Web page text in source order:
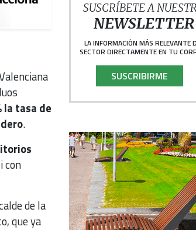
la tasa de
.
con
de la
que ya
SUSCRÍBETE A
NEWSLETTER
LA INFORMACIÓN MÁS RELEVANTE
SECTOR DIRECTAMENTE EN TU
SUSCRIBIRME